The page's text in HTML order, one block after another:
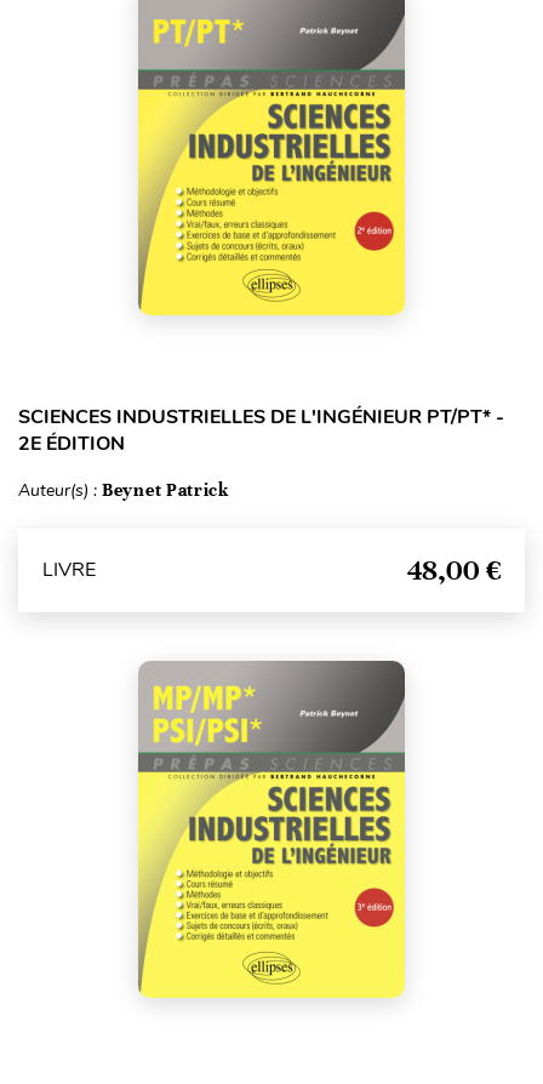
SCIENCES INDUSTRIELLES DE L'INGÉNIEUR PT/PT* -
2E ÉDITION
Auteur(s) : Beynet Patrick
LIVRE 48,00 €